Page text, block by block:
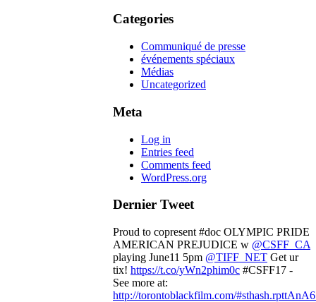
Categories
Communiqué de presse
événements spéciaux
Médias
Uncategorized
Meta
Log in
Entries feed
Comments feed
WordPress.org
Dernier Tweet
Proud to copresent #doc OLYMPIC PRIDE
AMERICAN PREJUDICE w @CSFF_CA
playing June11 5pm @TIFF_NET Get ur
tix! https://t.co/yWn2phim0c #CSFF17 -
See more at:
http://torontoblackfilm.com/